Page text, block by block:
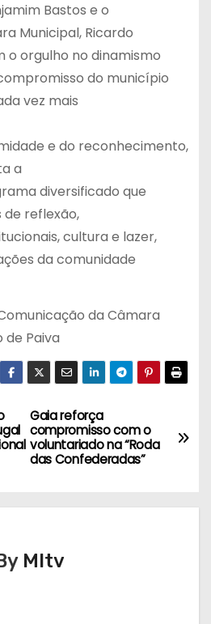
Bastos e o
Municipal, Ricardo
o orgulho no dinamismo
do município
vez mais
e do reconhecimento,
a
diversificado que
reflexão,
cultura e lazer,
da comunidade
da Câmara
de Paiva
Gaia reforça
compromisso com o
voluntariado na “Roda
das Confederadas”
MItv